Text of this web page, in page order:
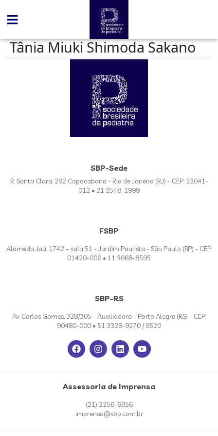
Tânia Miuki Shimoda Sakano
SBP-Sede
R. Santa Clara, 292 Copacabana - Rio de Janeiro (RJ) - CEP: 22041-
012 • 21 2548-1999
FSBP
Alameda Jaú, 1742 – sala 51 - Jardim Paulista - São Paulo (SP) - CEP:
01420-006 • 11 3068-8595
SBP-RS
Av. Carlos Gomes, 328/305 - Auxiliadora - Porto Alegre (RS) - CEP:
90480-000 • 51 3328-9270 / 9520
Assessoria de Imprensa
(21) 2256-6856
imprensa@sbp.com.br